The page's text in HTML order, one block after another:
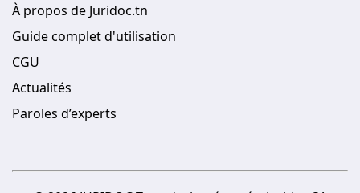
À propos de Juridoc.tn
Guide complet d'utilisation
CGU
Actualités
Paroles d’experts